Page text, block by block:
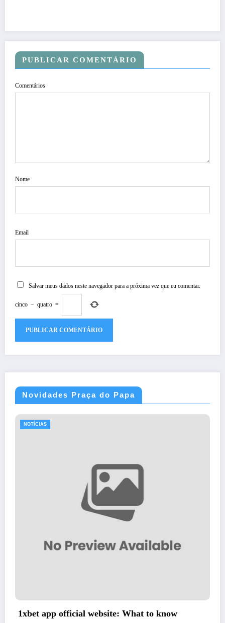
PUBLICAR COMENTÁRIO
Comentários
Nome
Email
Salvar meus dados neste navegador para a próxima vez que eu comentar.
cinco − quatro =
Novidades Praça do Papa
What to know
How to Install APK